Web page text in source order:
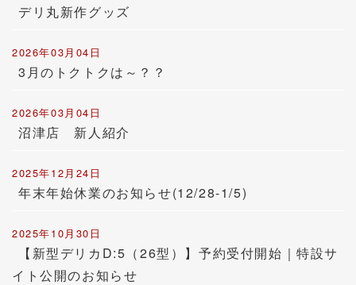
デリ丸新作グッズ
2026年03月04日
3月のトクトクは～？？
2026年03月04日
沼津店 新人紹介
2025年12月24日
年末年始休業のお知らせ(12/28-1/5)
2025年10月30日
【新型デリカD:5（26型）】予約受付開始｜特設サ
イト公開のお知らせ